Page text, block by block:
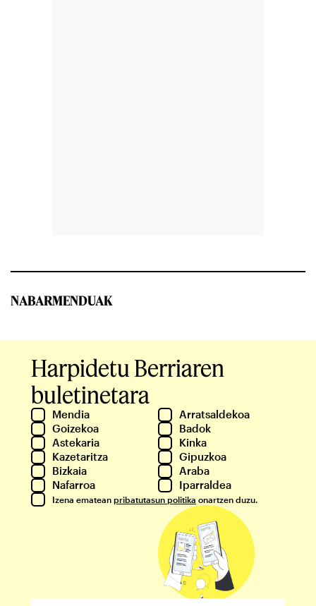
NABARMENDUAK
Harpidetu Berriaren
buletinetara
Mendia
Arratsaldekoa
Goizekoa
Badok
Astekaria
Kinka
Kazetaritza
Gipuzkoa
Bizkaia
Araba
Nafarroa
Iparraldea
Izena ematean pribatutasun politika onartzen duzu.